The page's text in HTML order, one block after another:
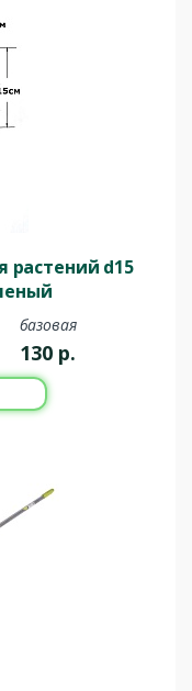
растений d15
базовая
130 р.